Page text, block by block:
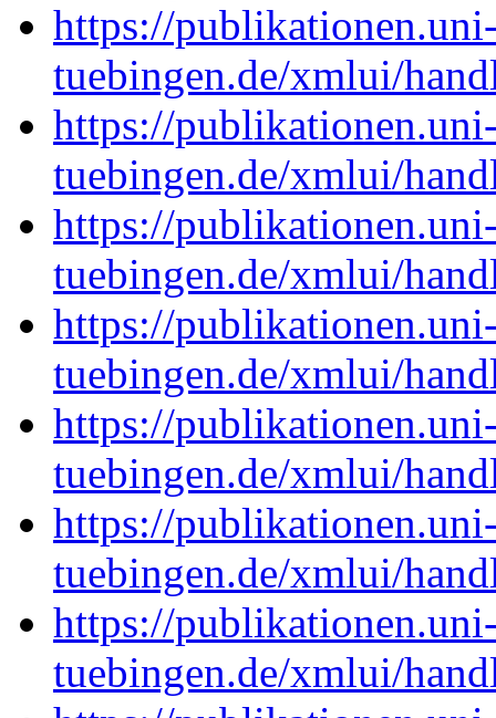
https://
tuebingen.de/xmlui/
https://
tuebingen.de/xmlui/
https://
tuebingen.de/xmlui/
https://
tuebingen.de/xmlui/
https://
tuebingen.de/xmlui/
https://
tuebingen.de/xmlui/
https://
tuebingen.de/xmlui/